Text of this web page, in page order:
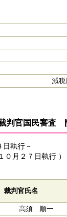
減税
判官国民審査
日執行－
０月２７日執行 ）
裁判官氏名
高須 順一